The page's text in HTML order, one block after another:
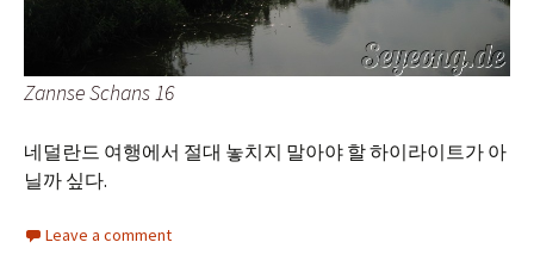
Zannse Schans 16
네덜란드 여행에서 절대 놓치지 말아야 할 하이라이트가 아
닐까 싶다.
Leave a comment